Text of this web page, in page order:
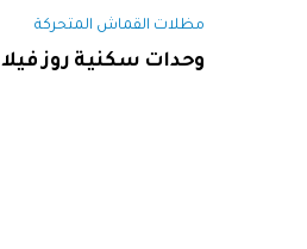
مظلات القماش المتحركة
وحدات سكنية روز فيلا 28